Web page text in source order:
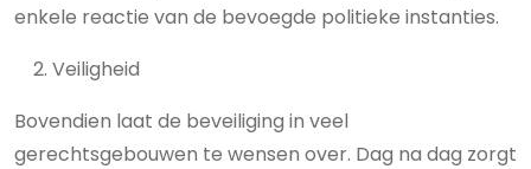
enkele reactie van de bevoegde politieke instanties.
Veiligheid
Bovendien laat de beveiliging in veel
gerechtsgebouwen te wensen over. Dag na dag zorgt